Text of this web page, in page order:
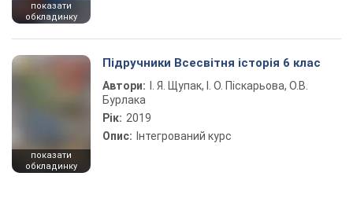
показати
обкладинку
показати
обкладинку
Підручники Всесвітня історія 6 клас
Автори:
І. Я. Щупак, І. О. Піскарьова, О.В.
Бурлака
Рік: 2019
Опис: Інтегрований курс